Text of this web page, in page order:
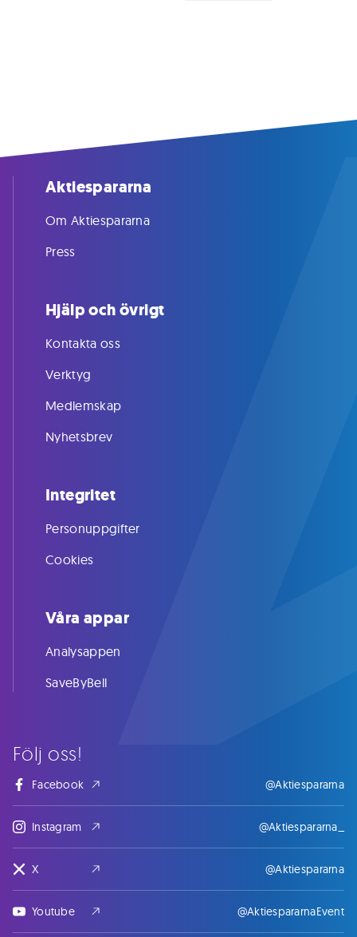
Följ oss!
Facebook @Aktiespararna
Instagram @Aktiespararna_
X @Aktiespararna
Youtube @AktiespararnaEvent
Aktiespararna
Om Aktiespararna
Press
Hjälp och övrigt
Kontakta oss
Verktyg
Medlemskap
Nyhetsbrev
Integritet
Personuppgifter
Cookies
Våra appar
Analysappen
SaveByBell